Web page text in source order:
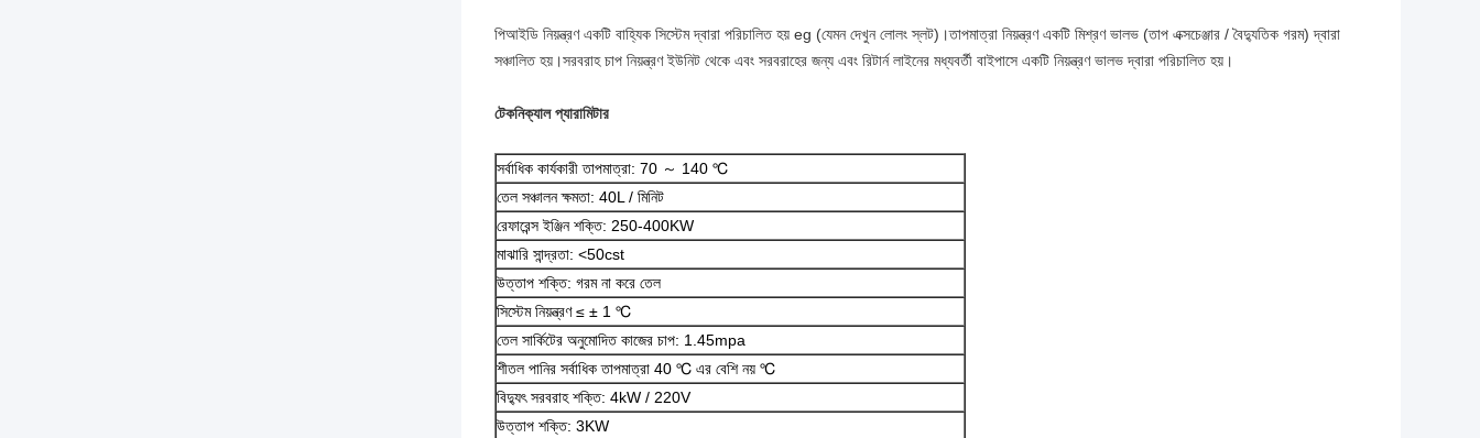
পিআইডি নিয়ন্ত্রণ একটি বাহ্যিক সিস্টেম দ্বারা পরিচালিত হয় eg (যেমন দেখুন লোলং স্লট)।তাপমাত্রা নিয়ন্ত্রণ একটি মিশ্রণ ভালভ (তাপ এক্সচেঞ্জার / বৈদ্যুতিক গরম) দ্বারা
সঞ্চালিত হয়।সরবরাহ চাপ নিয়ন্ত্রণ ইউনিট থেকে এবং সরবরাহের জন্য এবং রিটার্ন লাইনের মধ্যবর্তী বাইপাসে একটি নিয়ন্ত্রণ ভালভ দ্বারা পরিচালিত হয়।
টেকনিক্যাল প্যারামিটার
সর্বাধিক কার্যকারী তাপমাত্রা: 70 ～ 140 ℃
তেল সঞ্চালন ক্ষমতা: 40L / মিনিট
রেফারেন্স ইঞ্জিন শক্তি: 250-400KW
মাঝারি সান্দ্রতা: <50cst
উত্তাপ শক্তি: গরম না করে তেল
সিস্টেম নিয়ন্ত্রণ ≤ ± 1 ℃
তেল সার্কিটের অনুমোদিত কাজের চাপ: 1.45mpa
শীতল পানির সর্বাধিক তাপমাত্রা 40 ℃ এর বেশি নয় ℃
বিদ্যুৎ সরবরাহ শক্তি: 4kW / 220V
উত্তাপ শক্তি: 3KW